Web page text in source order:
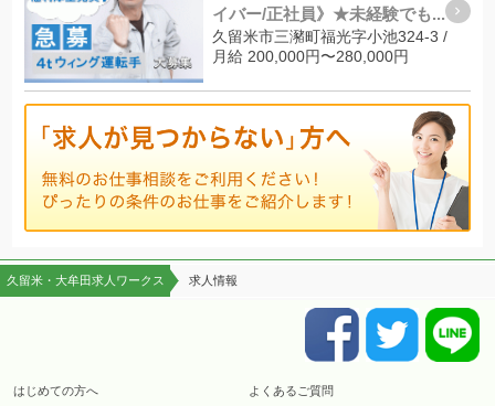
イバー/正社員》★未経験でも...
久留米市三瀦町福光字小池324-3 /
月給 200,000円〜280,000円
久留米・大牟田求人ワークス 求人情報
はじめての方へ よくあるご質問